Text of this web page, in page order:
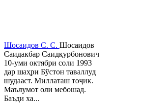
Шосаидов С. С. Шосаидов
Саидакбар Саидқурбонович
10-уми октябри соли 1993
дар шаҳри Бўстон таваллуд
шудааст. Миллаташ тоҷик.
Маълумот олӣ мебошад.
Баъди ха...